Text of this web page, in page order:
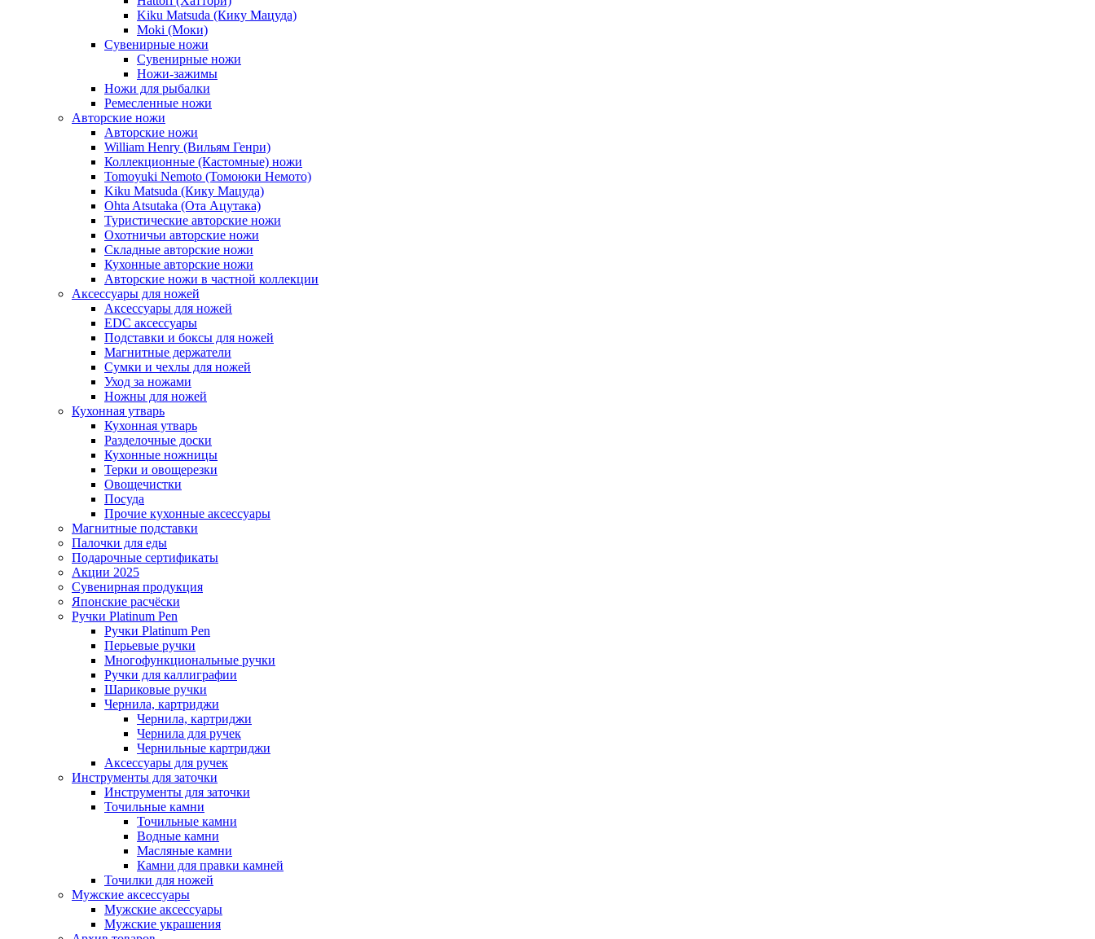
Kiku Matsuda (Кику Мацуда)
Moki (Моки)
Сувенирные ножи
Сувенирные ножи
Ножи-зажимы
Ножи для рыбалки
Ремесленные ножи
Авторские ножи
Авторские ножи
William Henry (Вильям Генри)
Коллекционные (Кастомные) ножи
Tomoyuki Nemoto (Томоюки Немото)
Kiku Matsuda (Кику Мацуда)
Ohta Atsutaka (Ота Ацутака)
Туристические авторские ножи
Охотничьи авторские ножи
Складные авторские ножи
Кухонные авторские ножи
Авторские ножи в частной коллекции
Аксессуары для ножей
Аксессуары для ножей
EDC аксессуары
Подставки и боксы для ножей
Магнитные держатели
Сумки и чехлы для ножей
Уход за ножами
Ножны для ножей
Кухонная утварь
Кухонная утварь
Разделочные доски
Кухонные ножницы
Терки и овощерезки
Овощечистки
Посуда
Прочие кухонные аксессуары
Магнитные подставки
Палочки для еды
Подарочные сертификаты
Акции 2025
Сувенирная продукция
Японские расчёски
Ручки Platinum Pen
Ручки Platinum Pen
Перьевые ручки
Многофункциональные ручки
Ручки для каллиграфии
Шариковые ручки
Чернила, картриджи
Чернила, картриджи
Чернила для ручек
Чернильные картриджи
Аксессуары для ручек
Инструменты для заточки
Инструменты для заточки
Точильные камни
Точильные камни
Водные камни
Масляные камни
Камни для правки камней
Точилки для ножей
Мужские аксессуары
Мужские аксессуары
Мужские украшения